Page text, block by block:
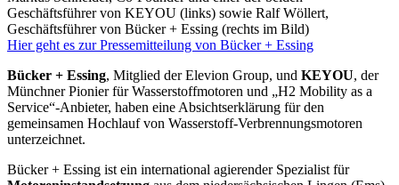
Hier geht es zur Pressemitteilung von Bücker + Essing
Bücker + Essing, Mitglied der Elevion Group, und KEYOU, der
Münchner Pionier für Wasserstoffmotoren und „H2 Mobility as a
Service“-Anbieter, haben eine Absichtserklärung für den
gemeinsamen Hochlauf von Wasserstoff-Verbrennungsmotoren
unterzeichnet.
Bücker + Essing ist ein international agierender Spezialist für